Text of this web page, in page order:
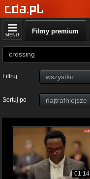
MENU Filmy premium
Filtruj
Sortuj po